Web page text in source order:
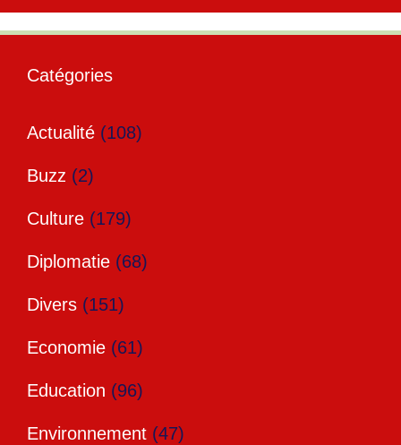
Catégories
Actualité (108)
Buzz (2)
Culture (179)
Diplomatie (68)
Divers (151)
Economie (61)
Education (96)
Environnement (47)